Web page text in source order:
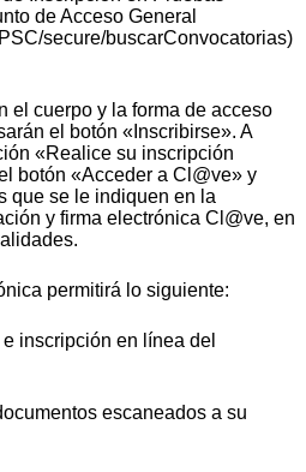
de Acceso General
secure/buscarConvocatorias)
el cuerpo y la forma de acceso
el botón «Inscribirse». A
«Realice su inscripción
botón «Acceder a Cl@ve» y
que se le indiquen en la
y firma electrónica Cl@ve, en
permitirá lo siguiente:
inscripción en línea del
escaneados a su